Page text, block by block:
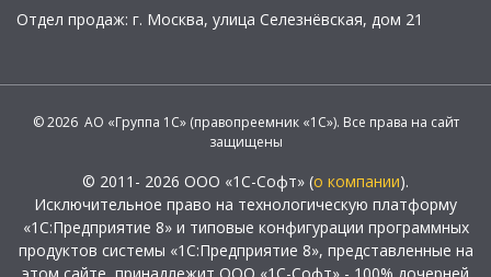
Отдел продаж: г. Москва, улица Селезнёвская, дом 21
© 2026 АО «Группа 1С» (правопреемник «1С»). Все права на сайт
защищены
© 2011- 2026 ООО «1С-Софт» (о компании).
Исключительное право на технологическую платформу
«1С:Предприятие 8» и типовые конфигурации программных
продуктов системы «1С:Предприятие 8», представленные на